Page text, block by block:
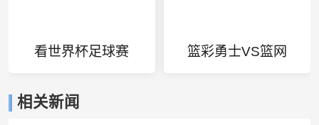
看世界杯足球赛 篮彩勇士VS篮网
相关新闻